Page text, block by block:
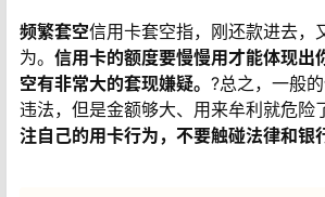
频繁套空信用卡套空指，刚还款进去，
为。 信用卡的额度要慢慢用才能体现出
空有非常大的套现嫌疑。 ?总之，一般
违法，但是金额够大、用来牟利就危险
注自己的用卡行为，不要触碰法律和银